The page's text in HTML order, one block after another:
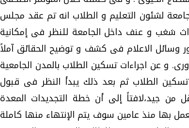
لشئون التعليم و الطلاب انه تم عقد مجلس
شغب و عنف داخل الجامعة للنظر فى إمكانية
وسائل الاعلام فى كشف و توضيح الحقائق آملاً
و عن اجراءات تسكين الطلاب بالمدن الجامعية
الطلاب ثم بعد ذلك يبدأ النظر فى قبول
من جيد،لافتاً إلى أن خطة التجديدات المعدة
بها منذ عامين سوف يتم الإنتهاء منها كاملة